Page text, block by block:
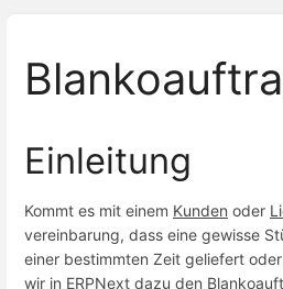
Einleitung
Kommt es mit einem Kunden oder
vereinbarung, dass eine gewisse
einer bestimmten Zeit geliefert
wir in ERPNext dazu den